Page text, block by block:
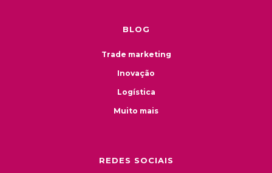
BLOG
Trade marketing
Inovação
Logística
Muito mais
REDES SOCIAIS